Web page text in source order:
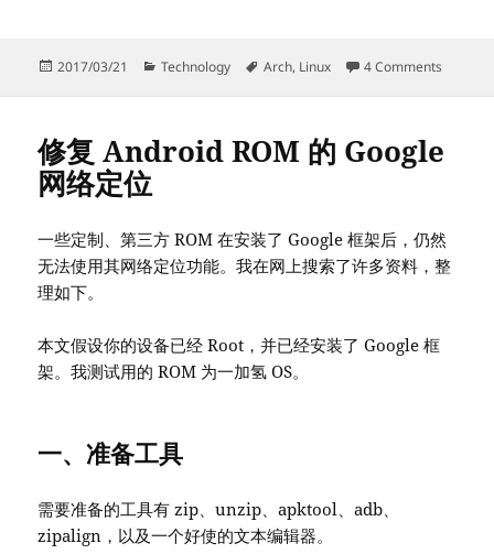
Posted
2017/03/21 Categories
Technology Tags
Arch, Linux 4 Comments
修复 Android ROM 的 Google
网络定位
一些定制、第三方 ROM 在安装了 Google 框架后，仍然
无法使用其网络定位功能。我在网上搜索了许多资料，整
理如下。
本文假设你的设备已经 Root，并已经安装了 Google 框
架。我测试用的 ROM 为一加氢 OS。
一、准备工具
需要准备的工具有 zip、unzip、apktool、adb、
zipalign，以及一个好使的文本编辑器。